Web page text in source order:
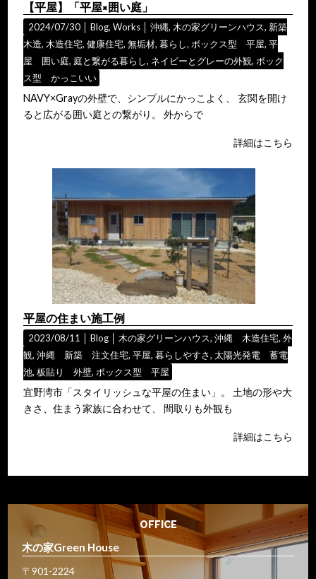
【平屋】「平屋×囲い庭」
2024/07/30 │Blog,Works │沖縄, 木の家グリーンハウス, 新築
木造, 木造住宅,健康住宅,無垢材,暮らし, ボックス型 平屋,平
屋 囲い庭, 庭と繋がる暮らし, ネイビーとグレーの外観, ボック
ス型 かっこいい
NAVY×Grayの外壁で、シンプルにかっこよく、 玄関を開け
ると広がる囲い庭との繋がり。 外からで
詳細はこちら
平屋の住まい施工例
2023/08/11 │Blog 木の家グリーンハウス,沖縄 木造住宅,外
観,沖縄 新築 注文住宅,平屋,暮らしやすさ,太陽光発電 蓄電
池,板貼り 外壁, ボックス型 平屋
宜野湾市「スタイリッシュな平屋の住まい」。 土地の形や大
きさ、住まう家族に合わせて、 間取りも外観も
詳細はこちら
OFFICE
木の家Green House
〒901-2224